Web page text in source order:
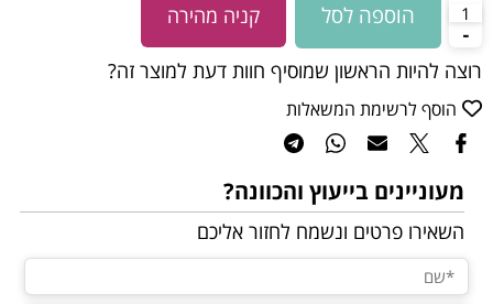
הוספה לסל קניה מהירה
רוצה להיות הראשון שמוסיף חוות דעת למוצר זה?
הוסף לרשימת המשאלות
מעוניינים בייעוץ והכוונה?
השאירו פרטים ונשמח לחזור אליכם